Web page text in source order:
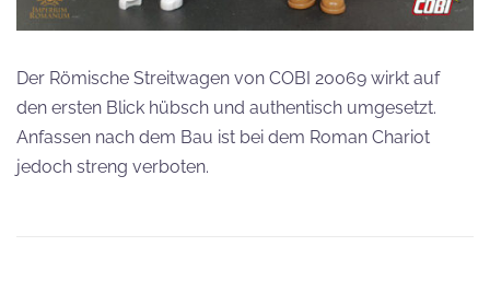
Der Römische Streitwagen von COBI 20069 wirkt auf
den ersten Blick hübsch und authentisch umgesetzt.
Anfassen nach dem Bau ist bei dem Roman Chariot
jedoch streng verboten.